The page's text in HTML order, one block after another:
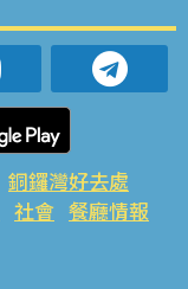
銅鑼灣好去處
社會 餐廳情報